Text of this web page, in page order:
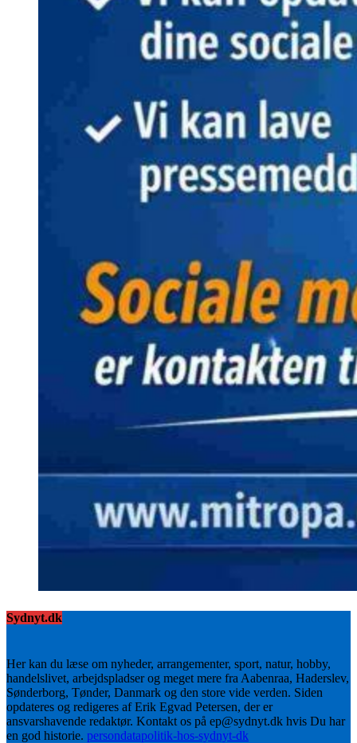
Sydnyt.dk
Her kan du læse om nyheder, arrangementer, sport, natur, hobby,
handelslivet, arbejdspladser og meget mere fra Aabenraa, Haderslev,
Sønderborg, Tønder, Danmark og den store vide verden. Siden
opdateres og redigeres af Erik Egvad Petersen, der er
ansvarshavende redaktør. Kontakt os på ep@sydnyt.dk hvis Du har
en god historie. persondatapolitik-hos-sydnyt-dk